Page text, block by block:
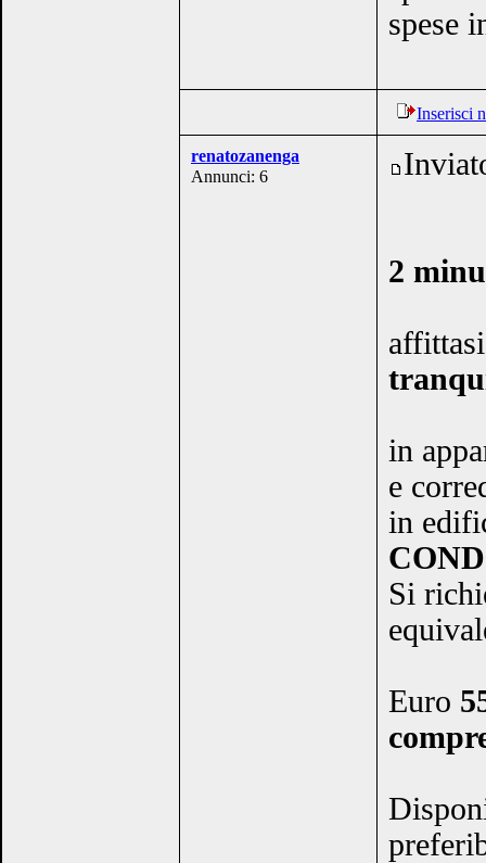
spese
Inserisci
renatozanenga
Annunci: 6
2
in
e
in
Si
Euro